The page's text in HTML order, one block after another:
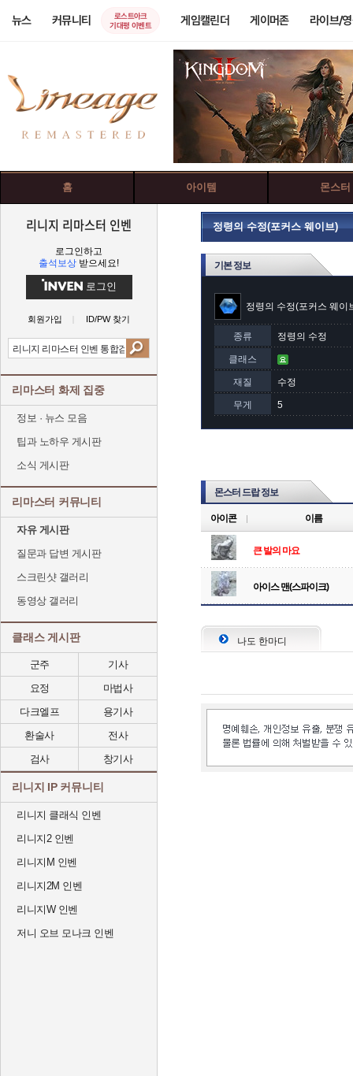
뉴스 커뮤니티
로스트아크
기대평 이벤트
게임캘린더 게이머존 라이브/
홈 아이템 몬스터
리니지 리마스터 인벤
로그인하고
출석보상 받으세요!
로그인
회원가입 ID/PW 찾기
리마스터 화제 집중
정보 · 뉴스 모음
팁과 노하우 게시판
소식 게시판
리마스터 커뮤니티
자유 게시판
질문과 답변 게시판
스크린샷 갤러리
동영상 갤러리
클래스 게시판
군주
기사
요정
마법사
다크엘프
용기사
환술사
전사
검사
창기사
리니지 IP 커뮤니티
리니지 클래식 인벤
리니지2 인벤
리니지M 인벤
리니지2M 인벤
리니지W 인벤
저니 오브 모나크 인벤
정령의 수정(포커스 웨이브)
기본 정보
정령의 수정(포커스 웨이
종류 정령의 수정
클래스
재질 수정
무게 5
몬스터 드랍 정보
아이콘 이름
큰 발의 마요
아이스 맨(스파이크)
나도 한마디